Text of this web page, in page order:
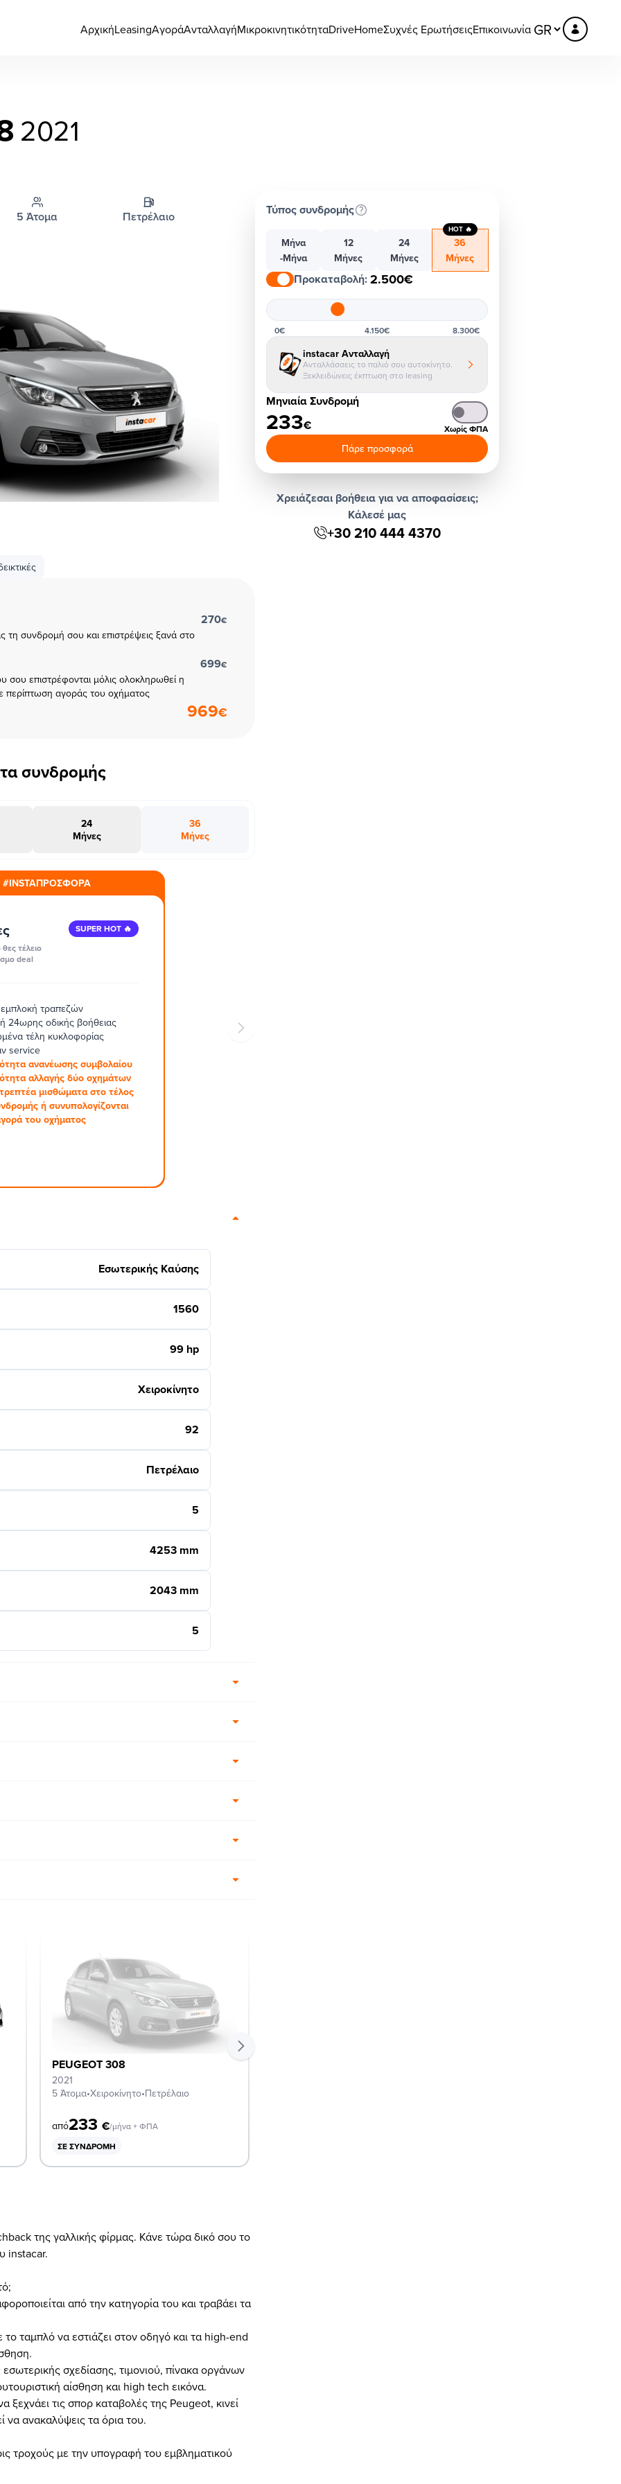
ΑρχικήLeasingΑγοράΑνταλλαγήΜικροκινητικότηταDriveHomeΣυχνές ΕρωτήσειςΕπικοινωνία
2021
5 Άτομα Πετρέλαιο
τη συνδρομή σου και επιστρέψεις ξανά στο
270€
επιστρέφονται μόλις ολοκληρωθεί η
περίπτωση αγοράς του οχήματος
699€
969€
συνδρομής
24
Μήνες
36
Μήνες
#INSTAΠΡΟΣΦΟΡΑ
τέλειο
deal
SUPER HOT 🔥
τραπεζών
24ωρης οδικής βοήθειας
τέλη κυκλοφορίας
service
ανανέωσης συμβολαίου
αλλαγής δύο οχημάτων
μισθώματα στο τέλος
ή συνυπολογίζονται
του οχήματος
Εσωτερικής Καύσης
1560
99 hp
Χειροκίνητο
92
Πετρέλαιο
5
4253 mm
2043 mm
5
PEUGEOT 308
2021
5 Άτομα•Χειροκίνητο•Πετρέλαιο
από233 €/μήνα + ΦΠΑ
ΣΕ ΣΥΝΔΡΟΜΉ
της γαλλικής φίρμας. Κάνε τώρα δικό σου το
instacar.
από την κατηγορία του και τραβάει τα
ταμπλό να εστιάζει στον οδηγό και τα high-end
σχεδίασης, τιμονιού, πίνακα οργάνων
αίσθηση και high tech εικόνα.
ξεχνάει τις σπορ καταβολές της Peugeot, κινεί
ανακαλύψεις τα όρια του.
τροχούς με την υπογραφή του εμβληματικού
Τύπος συνδρομής
Μήνα
-Μήνα
12
Μήνες
24
Μήνες
36
Μήνες
HOT 🔥
Προκαταβολή:2.500€
0€ 4.150€ 8.300€
instacar Ανταλλαγή
Ανταλλάσσεις το παλιό σου αυτοκίνητο.
Ξεκλειδώνεις έκπτωση στο leasing
Μηνιαία Συνδρομή
233€ Χωρίς ΦΠΑ
Πάρε προσφορά
Χρειάζεσαι βοήθεια για να αποφασίσεις;
Κάλεσέ μας
+30 210 444 4370